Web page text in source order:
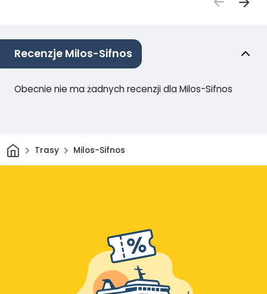
Recenzje Milos-Sifnos
Obecnie nie ma żadnych recenzji dla Milos-Sifnos
DomTrasy Milos-Sifnos